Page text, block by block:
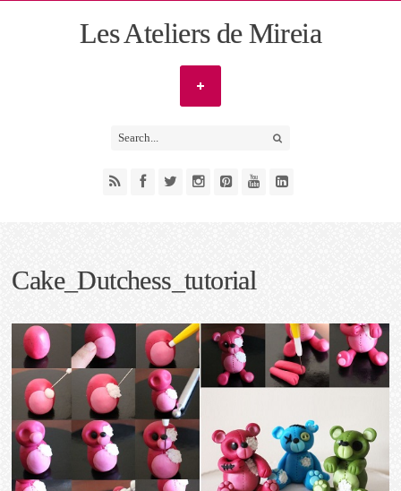
Les Ateliers de Mireia
Cake_Dutchess_tutorial